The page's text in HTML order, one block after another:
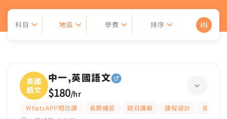
科目 地區 學費 排序
英國
語文
中一,英國語文
$180/hr
WhatsAPP問功課 長期補習 題目講解 課程設計
指導功